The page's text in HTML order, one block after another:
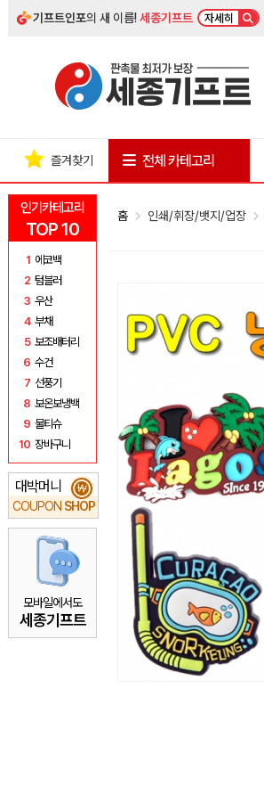
기프트인포의 새 이름!세종기프트 자세히
인기카테고리
TOP 10
1 에코백
2 텀블러
3 우산
4 부채
5 보조배터리
6 수건
7 선풍기
8 보온보냉백
9 물티슈
10 장바구니
대박머니
COUPON SHOP
₩
모바일에서도
세종기프트
즐겨찾기 전체 카테고리
홈 인쇄/휘장/뱃지/업장